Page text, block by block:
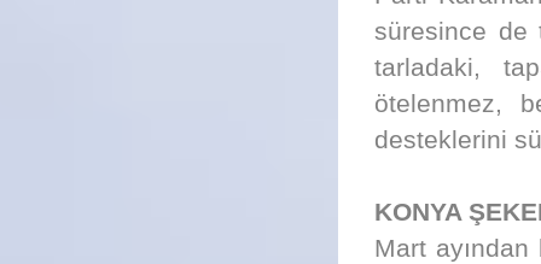
süresince de
tarladaki,
ötelenmez,
desteklerini
KONYA
Mart